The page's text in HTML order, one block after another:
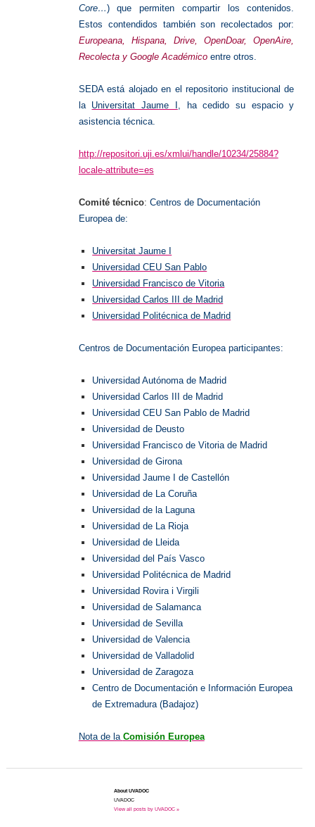
Core…) que permiten compartir los contenidos.
Estos contendidos también son recolectados por:
Europeana, Hispana, Drive, OpenDoar, OpenAire,
Recolecta y Google Académico entre otros.
SEDA está alojado en el repositorio institucional de
la Universitat Jaume I , ha cedido su espacio y
asistencia técnica.
http://repositori.uji.es/xmlui/handle/10234/25884?
locale-attribute=es
Comité técnico: Centros de Documentación
Europea de:
Universitat Jaume I
Universidad CEU San Pablo
Universidad Francisco de Vitoria
Universidad Carlos III de Madrid
Universidad Politécnica de Madrid
Centros de Documentación Europea participantes:
Universidad Autónoma de Madrid
Universidad Carlos III de Madrid
Universidad CEU San Pablo de Madrid
Universidad de Deusto
Universidad Francisco de Vitoria de Madrid
Universidad de Girona
Universidad Jaume I de Castellón
Universidad de La Coruña
Universidad de la Laguna
Universidad de La Rioja
Universidad de Lleida
Universidad del País Vasco
Universidad Politécnica de Madrid
Universidad Rovira i Virgili
Universidad de Salamanca
Universidad de Sevilla
Universidad de Valencia
Universidad de Valladolid
Universidad de Zaragoza
Centro de Documentación e Información Europea
de Extremadura (Badajoz)
Nota de la Comisión Europea
About UVADOC
UVADOC
View all posts by UVADOC »